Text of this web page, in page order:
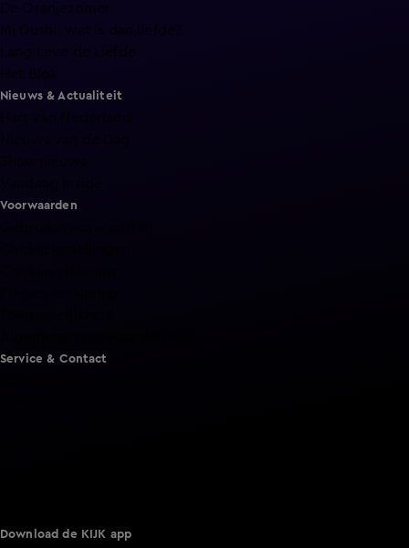
De Oranjezomer
Mi Dushi: wat is dan liefde?
Nieuws & Actualiteit
Voorwaarden
Service & Contact
Download de KIJK app